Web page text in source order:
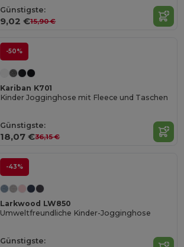
Günstigste:
9,02 €15,90 €
-50%
Kariban K701
Kinder Jogginghose mit Fleece und Taschen
Günstigste:
18,07 €36,15 €
-43%
Larkwood LW850
Umweltfreundliche Kinder-Jogginghose
Günstigste: